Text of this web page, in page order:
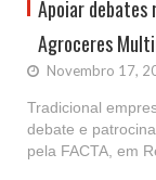
Apoiar
Agroceres
Novembro 17,
Tradicional
debate e
pela FACTA, em